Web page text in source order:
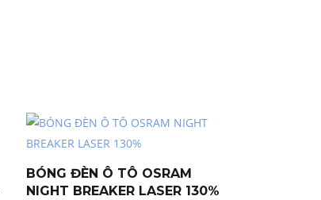
BÓNG ĐÈN Ô TÔ OSRAM
NIGHT BREAKER LASER 130%